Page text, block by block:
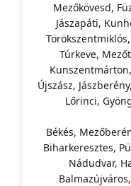
Mezőkövesd,
Jászapáti,
Túrkeve,
Újszász,
Lőrinci,
Békés,
Biharkeresztes,
Nádudvar,